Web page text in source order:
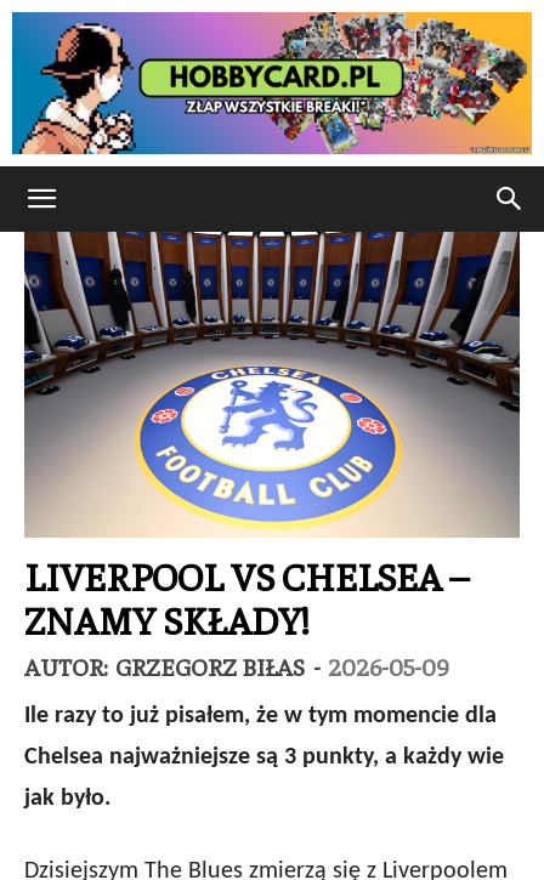
LIVERPOOL VS CHELSEA –
ZNAMY SKŁADY!
AUTOR: GRZEGORZ BIŁAS - 2026-05-09
Ile razy to już pisałem, że w tym momencie dla
Chelsea najważniejsze są 3 punkty, a każdy wie
jak było.
Dzisiejszym The Blues zmierzą się z Liverpoolem